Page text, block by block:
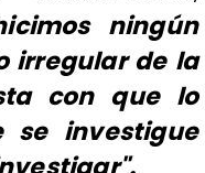
ningún
irregular de la
con que lo
investigue